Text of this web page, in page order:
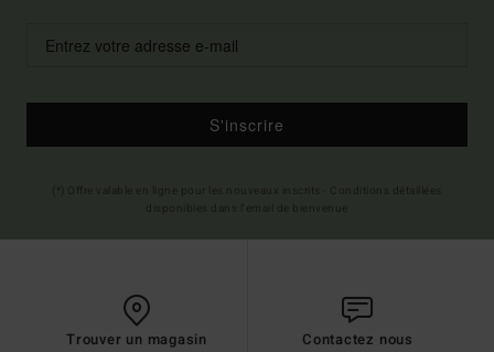
S'inscrire
Trouver un magasin Contactez nous